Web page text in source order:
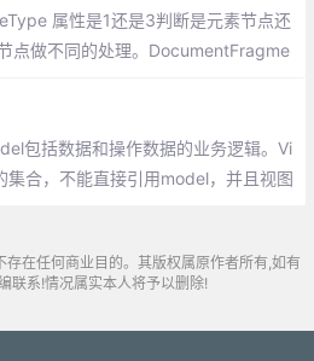
属性是1还是3判断是元素节点还
点做不同的处理。DocumentFragme
DocumentFragment 中
包括数据和操作数据的业务逻辑。Vi
合，不能直接引用model，并且视图
在任何商业目的。其版权属原作者所有,如有
联系!情况属实本人将予以删除!